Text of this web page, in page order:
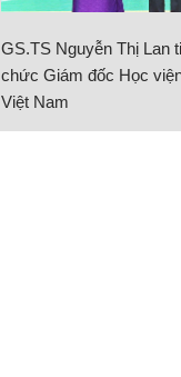
GS.TS Nguyễn Thị Lan
chức Giám đốc Học
Việt Nam